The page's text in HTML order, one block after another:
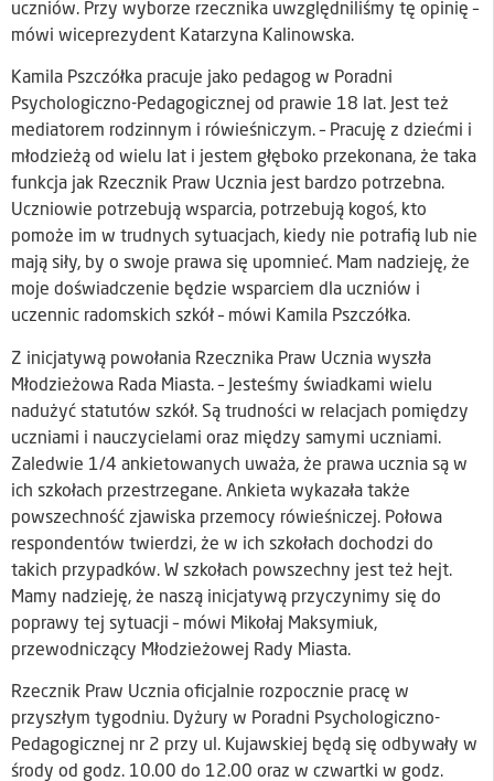
uczniów. Przy wyborze rzecznika uwzględniliśmy tę opinię –
mówi wiceprezydent Katarzyna Kalinowska.
Kamila Pszczółka pracuje jako pedagog w Poradni
Psychologiczno-Pedagogicznej od prawie 18 lat. Jest też
mediatorem rodzinnym i rówieśniczym. – Pracuję z dziećmi i
młodzieżą od wielu lat i jestem głęboko przekonana, że taka
funkcja jak Rzecznik Praw Ucznia jest bardzo potrzebna.
Uczniowie potrzebują wsparcia, potrzebują kogoś, kto
pomoże im w trudnych sytuacjach, kiedy nie potrafią lub nie
mają siły, by o swoje prawa się upomnieć. Mam nadzieję, że
moje doświadczenie będzie wsparciem dla uczniów i
uczennic radomskich szkół – mówi Kamila Pszczółka.
Z inicjatywą powołania Rzecznika Praw Ucznia wyszła
Młodzieżowa Rada Miasta. – Jesteśmy świadkami wielu
nadużyć statutów szkół. Są trudności w relacjach pomiędzy
uczniami i nauczycielami oraz między samymi uczniami.
Zaledwie 1/4 ankietowanych uważa, że prawa ucznia są w
ich szkołach przestrzegane. Ankieta wykazała także
powszechność zjawiska przemocy rówieśniczej. Połowa
respondentów twierdzi, że w ich szkołach dochodzi do
takich przypadków. W szkołach powszechny jest też hejt.
Mamy nadzieję, że naszą inicjatywą przyczynimy się do
poprawy tej sytuacji – mówi Mikołaj Maksymiuk,
przewodniczący Młodzieżowej Rady Miasta.
Rzecznik Praw Ucznia oficjalnie rozpocznie pracę w
przyszłym tygodniu. Dyżury w Poradni Psychologiczno-
Pedagogicznej nr 2 przy ul. Kujawskiej będą się odbywały w
środy od godz. 10.00 do 12.00 oraz w czwartki w godz.